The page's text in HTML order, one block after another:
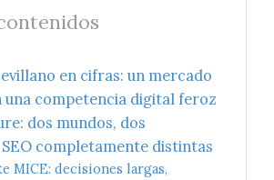
en cifras: un mercado
una competencia digital feroz
dos mundos, dos
completamente distintas
MICE: decisiones largas,